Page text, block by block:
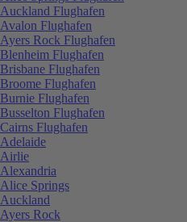
Auckland Flughafen
Avalon Flughafen
Ayers Rock Flughafen
Blenheim Flughafen
Brisbane Flughafen
Broome Flughafen
Burnie Flughafen
Busselton Flughafen
Cairns Flughafen
Adelaide
Airlie
Alexandria
Alice Springs
Auckland
Ayers Rock